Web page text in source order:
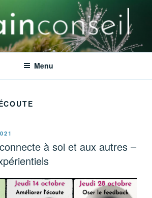
le meilleur de vos talents
Menu
à soi et aux autres –